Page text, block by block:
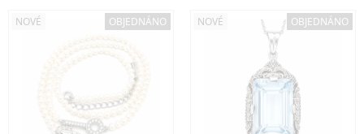
NOVÉ OBJEDNÁNO NOVÉ OBJEDNÁNO